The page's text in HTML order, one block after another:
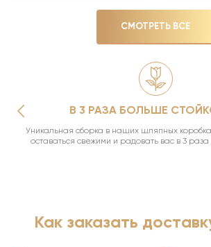
СМОТРЕТЬ ВСЕ
В 3 РАЗА БОЛЬШЕ
Уникальная сборка в наших шляпных
оставаться свежими и радовать вас в 3
Как заказать